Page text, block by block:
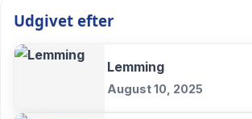
Udgivet efter
Lemming
August 10, 2025